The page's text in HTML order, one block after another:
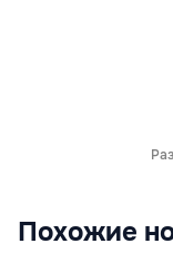
Похожие